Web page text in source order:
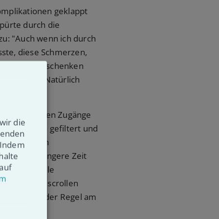
geklappt
durch die
"Auch wenn ich durch
diese Schmerzen,
schenken
Natürlich
werden Zugänge
werden gefiltert und
etwas längere Zeit
Viele
oder scrollen
in der Regel am
die